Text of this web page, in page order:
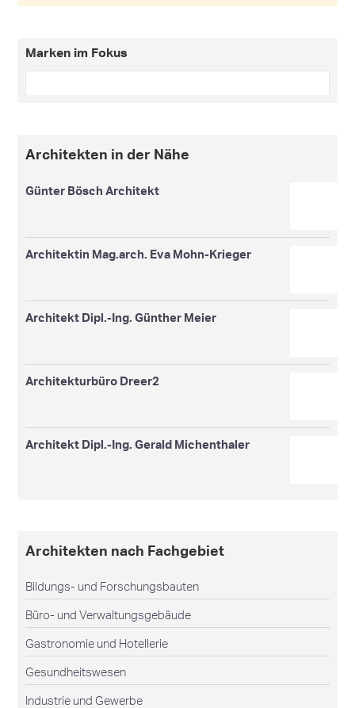
Marken im Fokus
Architekten in der Nähe
Günter Bösch Architekt
Architektin Mag.arch. Eva Mohn-Krieger
Architekt Dipl.-Ing. Günther Meier
Architekturbüro Dreer2
Architekt Dipl.-Ing. Gerald Michenthaler
Architekten nach Fachgebiet
Bildungs- und Forschungsbauten
Büro- und Verwaltungsgebäude
Gastronomie und Hotellerie
Gesundheitswesen
Industrie und Gewerbe